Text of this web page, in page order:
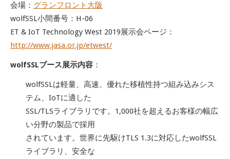
会場： グランフロント大阪
wolfSSL小間番号：H-06
ET & IoT Technology West 2019展示会ページ：
http://www.jasa.or.jp/etwest/
wolfSSLブース展示内容 ：
wolfSSLは軽量、高速、優れた移植性持つ組み込みシス
テム、IoTに適した
SSL/TLSライブラリです。1,000社を超えるお客様の幅広
い分野の製品で採用
されています。世界に先駆けTLS 1.3に対応したwolfSSL
ライブラリ、安全な